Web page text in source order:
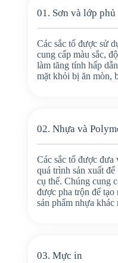
01. Sơn và lớp phủ
Các sắc tố được sử
cung cấp màu sắc,
làm tăng tính hấp
mặt khỏi bị ăn mòn,
02. Nhựa và
Các sắc tố được
quá trình sản xuất
cụ thể. Chúng cung
được pha trộn để tạo
sản phẩm nhựa khác
03. Mực in